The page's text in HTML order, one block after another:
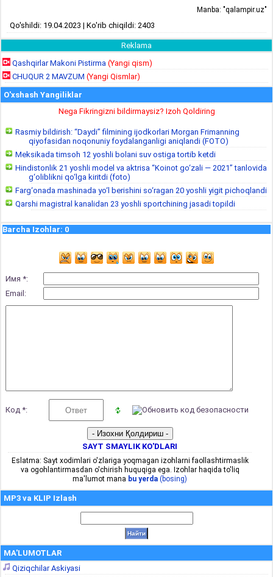
Manba: "qalampir.uz"
Qo'shildi: 19.04.2023 | Ko'rib chiqildi: 2403
Reklama
Qashqirlar Makoni Pistirma (Yangi qism)
CHUQUR 2 MAVZUM (Yangi Qismlar)
O'xshash Yangiliklar
Nega Fikringizni bildirmaysiz? Izoh Qoldiring
Rasmiy bildirish: “Daydi” filmining ijodkorlari Morgan Frimanning
qiyofasidan noqonuniy foydalanganligi aniqlandi (FOTO)
Meksikada timsoh 12 yoshli bolani suv ostiga tortib ketdi
Hindistonlik 21 yoshli model va aktrisa “Koinot go‘zali — 2021” tanlovida
g‘oliblikni qo‘lga kiritdi (foto)
Farg‘onada mashinada yo‘l berishini so‘ragan 20 yoshli yigit pichoqlandi
Qarshi magistral kanalidan 23 yoshli sportchining jasadi topildi
Barcha Izohlar: 0
Имя *:
Email:
Код *:
SAYT SMAYLIK KO'DLARI
Eslatma: Sayt xodimlari o'zlariga yoqmagan izohlarni faollashtirmaslik
va ogohlantirmasdan o'chirish huquqiga ega. Izohlar haqida to'liq
ma'lumot mana bu yerda (bosing)
MP3 va KLIP Izlash
MA'LUMOTLAR
Qiziqchilar Askiyasi